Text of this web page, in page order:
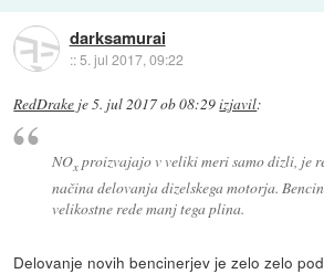
darksamurai
::5. jul 2017, 09:22
RedDrake je5. jul 2017 ob 08:29izjavil:
NOxproizvajajo v veliki meri samo dizli, je
načina delovanja dizelskega motorja.
velikostne rede manj tega plina.
Delovanje novih bencinerjev je zelo zelo